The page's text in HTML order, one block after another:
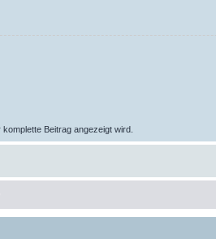
Beitrag angezeigt wird.